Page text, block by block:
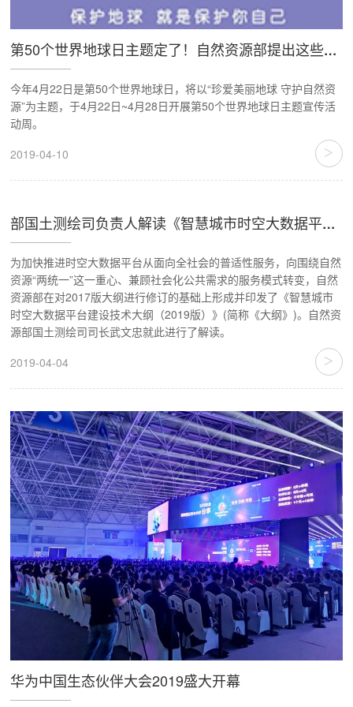
第50个世界地球日主题定了！自然资源部提出这些要求
今年4月22日是第50个世界地球日，将以“珍爱美丽地球 守护自然资
源”为主题，于4月22日~4月28日开展第50个世界地球日主题宣传活
动周。
2019-04-10
>
部国土测绘司负责人解读《智慧城市时空大数据平台建设技术大纲（二○一九版）》
为加快推进时空大数据平台从面向全社会的普适性服务，向围绕自然
资源“两统一”这一重心、兼顾社会化公共需求的服务模式转变，自然
资源部在对2017版大纲进行修订的基础上形成并印发了《智慧城市
时空大数据平台建设技术大纲（2019版）》(简称《大纲》)。自然资
源部国土测绘司司长武文忠就此进行了解读。
2019-04-04
>
华为中国生态伙伴大会2019盛大开幕